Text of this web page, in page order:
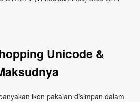
Unicode &
ikon pakaian disimpan dalam